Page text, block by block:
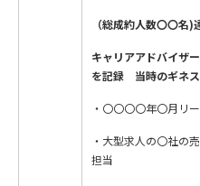
（総成約人数〇〇名
キャリアアドバイザ
を記録 当時のギネ
・〇〇〇〇年〇月リ
・大型求人の〇社の
担当